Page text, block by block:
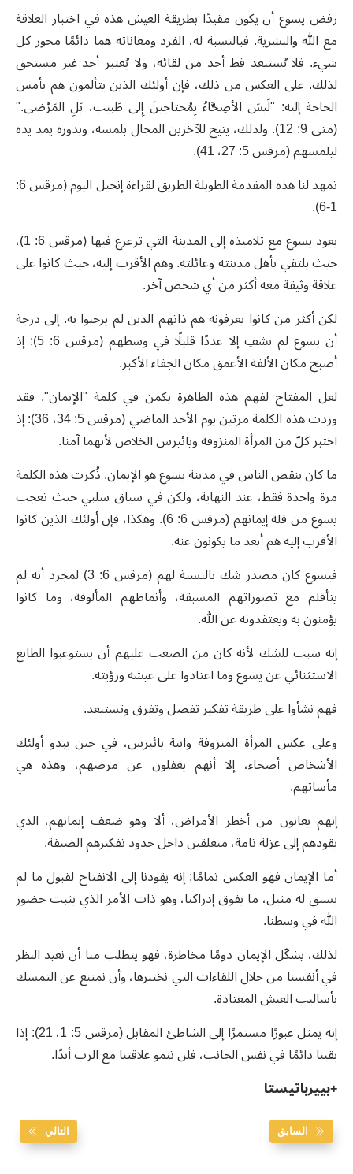
رفض يسوع أن يكون مقيدًا بطريقة العيش هذه في اختبار العلاقة
مع الله والبشرية. فبالنسبة له، الفرد ومعاناته هما دائمًا محور كل
شيء. فلا يُستبعد قط أحد من لقائه، ولا يُعتبر أحد غير مستحق
لذلك. على العكس من ذلك، فإن أولئك الذين يتألمون هم بأمس
الحاجة إليه: "لَيسَ الأصِحَّاءُ بِمُحتاجينَ إِلى طَبيب، بَلِ المَرْضى."
(متى 9: 12). ولذلك، يتيح للآخرين المجال بلمسه، وبدوره يمد يده
ليلمسهم (مرقس 5: 27، 41).
تمهد لنا هذه المقدمة الطويلة الطريق لقراءة إنجيل اليوم (مرقس 6:
1-6).
يعود يسوع مع تلاميذه إلى المدينة التي ترعرع فيها (مرقس 6: 1)،
حيث يلتقي بأهل مدينته وعائلته. وهم الأقرب إليه، حيث كانوا على
علاقة وثيقة معه أكثر من أي شخص آخر.
لكن أكثر من كانوا يعرفونه هم ذاتهم الذين لم يرحبوا به. إلى درجة
أن يسوع لم يشفِ إلا عددًا قليلًا في وسطهم (مرقس 6: 5): إذ
أصبح مكان الألفة الأعمق مكان الجفاء الأكبر.
لعل المفتاح لفهم هذه الظاهرة يكمن في كلمة "الإيمان". فقد
وردت هذه الكلمة مرتين يوم الأحد الماضي (مرقس 5: 34، 36): إذ
اختبر كلّ من المرأة المنزوفة ويائيرس الخلاص لأنهما آمنا.
ما كان ينقص الناس في مدينة يسوع هو الإيمان. ذُكرت هذه الكلمة
مرة واحدة فقط، عند النهاية، ولكن في سياق سلبي حيث تعجب
يسوع من قلة إيمانهم (مرقس 6: 6). وهكذا، فإن أولئك الذين كانوا
الأقرب إليه هم أبعد ما يكونون عنه.
فيسوع كان مصدر شك بالنسبة لهم (مرقس 6: 3) لمجرد أنه لم
يتأقلم مع تصوراتهم المسبقة، وأنماطهم المألوفة، وما كانوا
يؤمنون به ويعتقدونه عن الله.
إنه سبب للشك لأنه كان من الصعب عليهم أن يستوعبوا الطابع
الاستثنائي عن يسوع وما اعتادوا على عيشه ورؤيته.
فهم نشأوا على طريقة تفكير تفصل وتفرق وتستبعد.
وعلى عكس المرأة المنزوفة وابنة يائيرس، في حين يبدو أولئك
الأشخاص أصحاء، إلا أنهم يغفلون عن مرضهم، وهذه هي
مأساتهم.
إنهم يعانون من أخطر الأمراض، ألا وهو ضعف إيمانهم، الذي
يقودهم إلى عزلة تامة، منغلقين داخل حدود تفكيرهم الضيقة.
أما الإيمان فهو العكس تمامًا: إنه يقودنا إلى الانفتاح لقبول ما لم
يسبق له مثيل، ما يفوق إدراكنا، وهو ذات الأمر الذي يثبت حضور
الله في وسطنا.
لذلك، يشكّل الإيمان دومًا مخاطرة، فهو يتطلب منا أن نعيد النظر
في أنفسنا من خلال اللقاءات التي نختبرها، وأن نمتنع عن التمسك
بأساليب العيش المعتادة.
إنه يمثل عبورًا مستمرًا إلى الشاطئ المقابل (مرقس 5: 1، 21): إذا
بقينا دائمًا في نفس الجانب، فلن تنمو علاقتنا مع الرب أبدًا.
+بييرباتيستا
السابق التالي